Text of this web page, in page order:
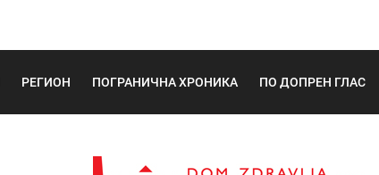
РЕГИОН ПОГРАНИЧНА ХРОНИКА ПО ДОПРЕН ГЛАС